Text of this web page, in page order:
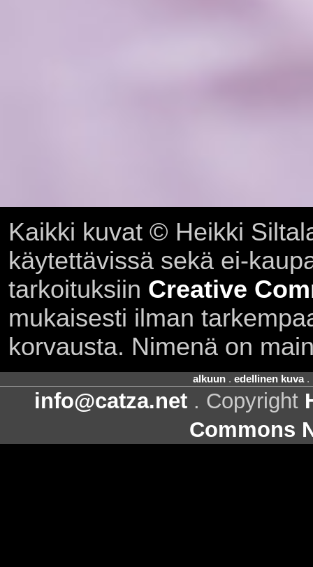
Kaikki kuvat © Heikki
käytettävissä sekä ei-
tarkoituksiin Creative
mukaisesti ilman
korvausta. Nimenä on
alkuun. edellinen kuva.
info@catza.net . Copyright
Commons